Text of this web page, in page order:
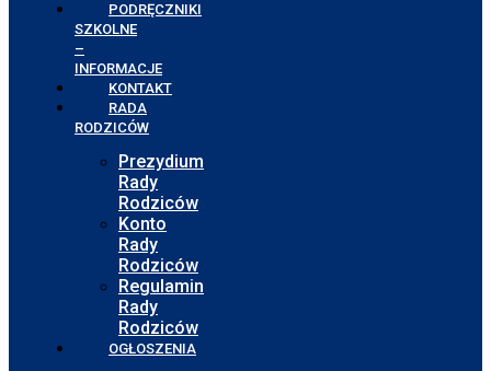
PODRĘCZNIKI
SZKOLNE
–
INFORMACJE
KONTAKT
RADA
RODZICÓW
Prezydium
Rady
Rodziców
Konto
Rady
Rodziców
Regulamin
Rady
Rodziców
OGŁOSZENIA